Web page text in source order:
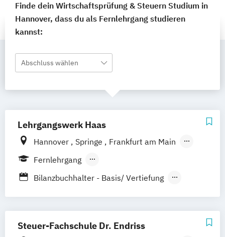
Finde dein Wirtschaftsprüfung & Steuern Studium in
Hannover, dass du als Fernlehrgang studieren
kannst:
Abschluss wählen
Lehrgangswerk Haas
Hannover Springe
Frankfurt am Main
Hamburg
Berlin
Fernlehrgang
Berufsbegleitender Präsenzlehrgang
Bilanzbuchhalter - Basis/ Vertiefung
Bilanzbuchhalter - Wiederholung & Training
Steuer-Fachschule Dr. Endriss